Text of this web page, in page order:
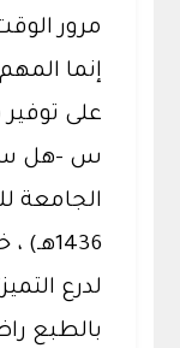
مرور
إنما
على توفير
س -هل
لدرع
بالطبع